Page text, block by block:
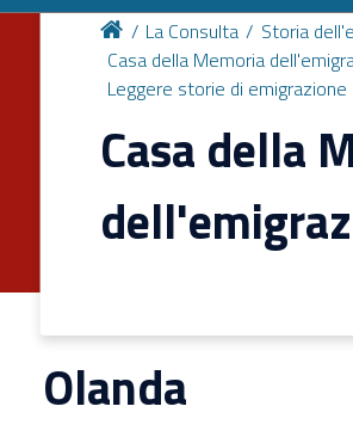
Per chi vive all'estero
Newsletter
La Consulta
Storia
Casa della Memoria
Leggere storie di emigrazione
Casa della
Olanda